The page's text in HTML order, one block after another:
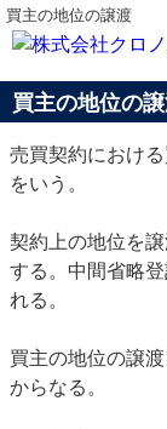
買主の地位の譲渡
買主の地位の
売買契約におけ
をいう。
契約上の地位を
する。中間省略
れる。
買主の地位の譲
からなる。